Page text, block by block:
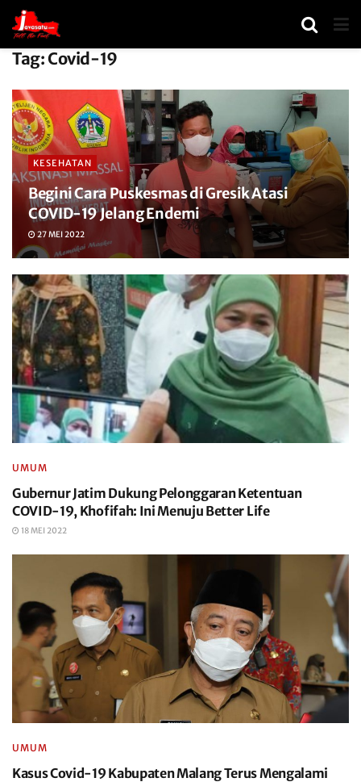
Tag:Covid-19
KESEHATAN
Begini Cara Puskesmas di Gresik Atasi
COVID-19 Jelang Endemi
27 MEI 2022
UMUM
Gubernur Jatim Dukung Pelonggaran Ketentuan
COVID-19, Khofifah: Ini Menuju Better Life
18 MEI 2022
UMUM
Kasus Covid-19 Kabupaten Malang Terus Mengalami